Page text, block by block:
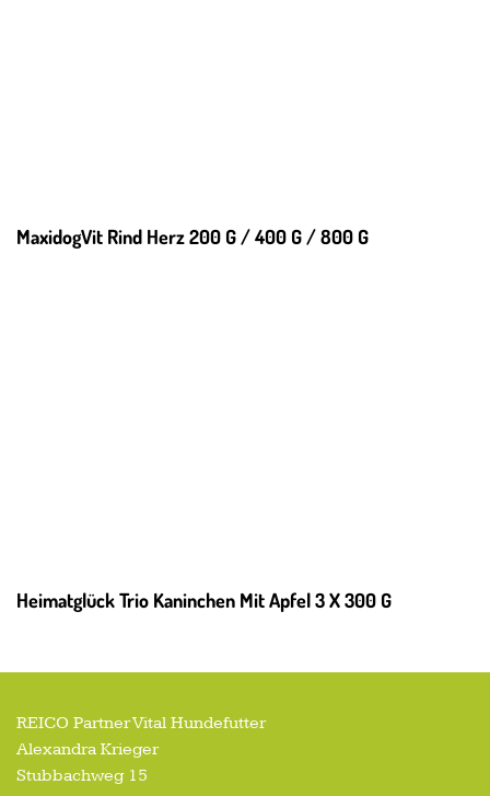
MaxidogVit Rind Herz 200 G / 400 G / 800 G
Heimatglück Trio Kaninchen Mit Apfel 3 X 300 G
REICO Partner Vital Hundefutter
Alexandra Krieger
Stubbachweg 15